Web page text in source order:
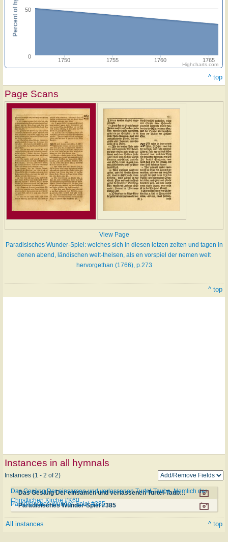
1750 1755 1760 1765
0
50
Highcharts.com
^ top
Page Scans
View Page
Paradisisches Wunder-Spiel: welches sich in diesen letzen zeiten und tagen in
denen abend, ländischen welt-theisen, als en vorspiel der nemen welt
hervorgethan (1766), p.273
^ top
Instances in all hymnals
Instances (1 - 2 of 2)
Das Gesäng Der einsamen und verlassenen Turtel-Taube, Nemlich der Christlichen Kirche #K60
Das Gesäng Der einsamen und verlassenen Turtel-Taube, Nemlich der
Christlichen Kirche #K60
Paradisisches Wunder-Spiel #385
Paradisisches Wunder-Spiel #385
All instances ^ top